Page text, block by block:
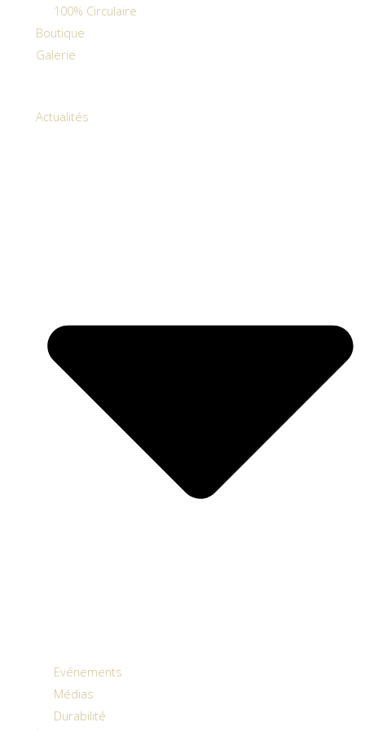
100% Circulaire
Boutique
Galerie
Actualités
Evénements
Médias
Durabilité